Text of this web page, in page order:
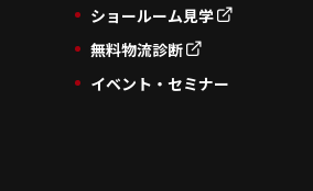
ショールーム見学
無料物流診断
イベント・セミナー